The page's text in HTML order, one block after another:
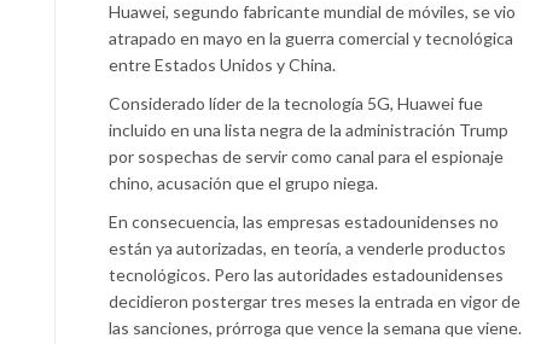
Huawei, segundo fabricante mundial de móviles, se vio
atrapado en mayo en la guerra comercial y tecnológica
entre Estados Unidos y China.
Considerado líder de la tecnología 5G, Huawei fue
incluido en una lista negra de la administración Trump
por sospechas de servir como canal para el espionaje
chino, acusación que el grupo niega.
En consecuencia, las empresas estadounidenses no
están ya autorizadas, en teoría, a venderle productos
tecnológicos. Pero las autoridades estadounidenses
decidieron postergar tres meses la entrada en vigor de
las sanciones, prórroga que vence la semana que viene.